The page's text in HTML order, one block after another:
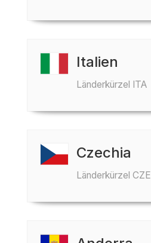
Italien
Länderkürzel ITA
Czechia
Länderkürzel CZE